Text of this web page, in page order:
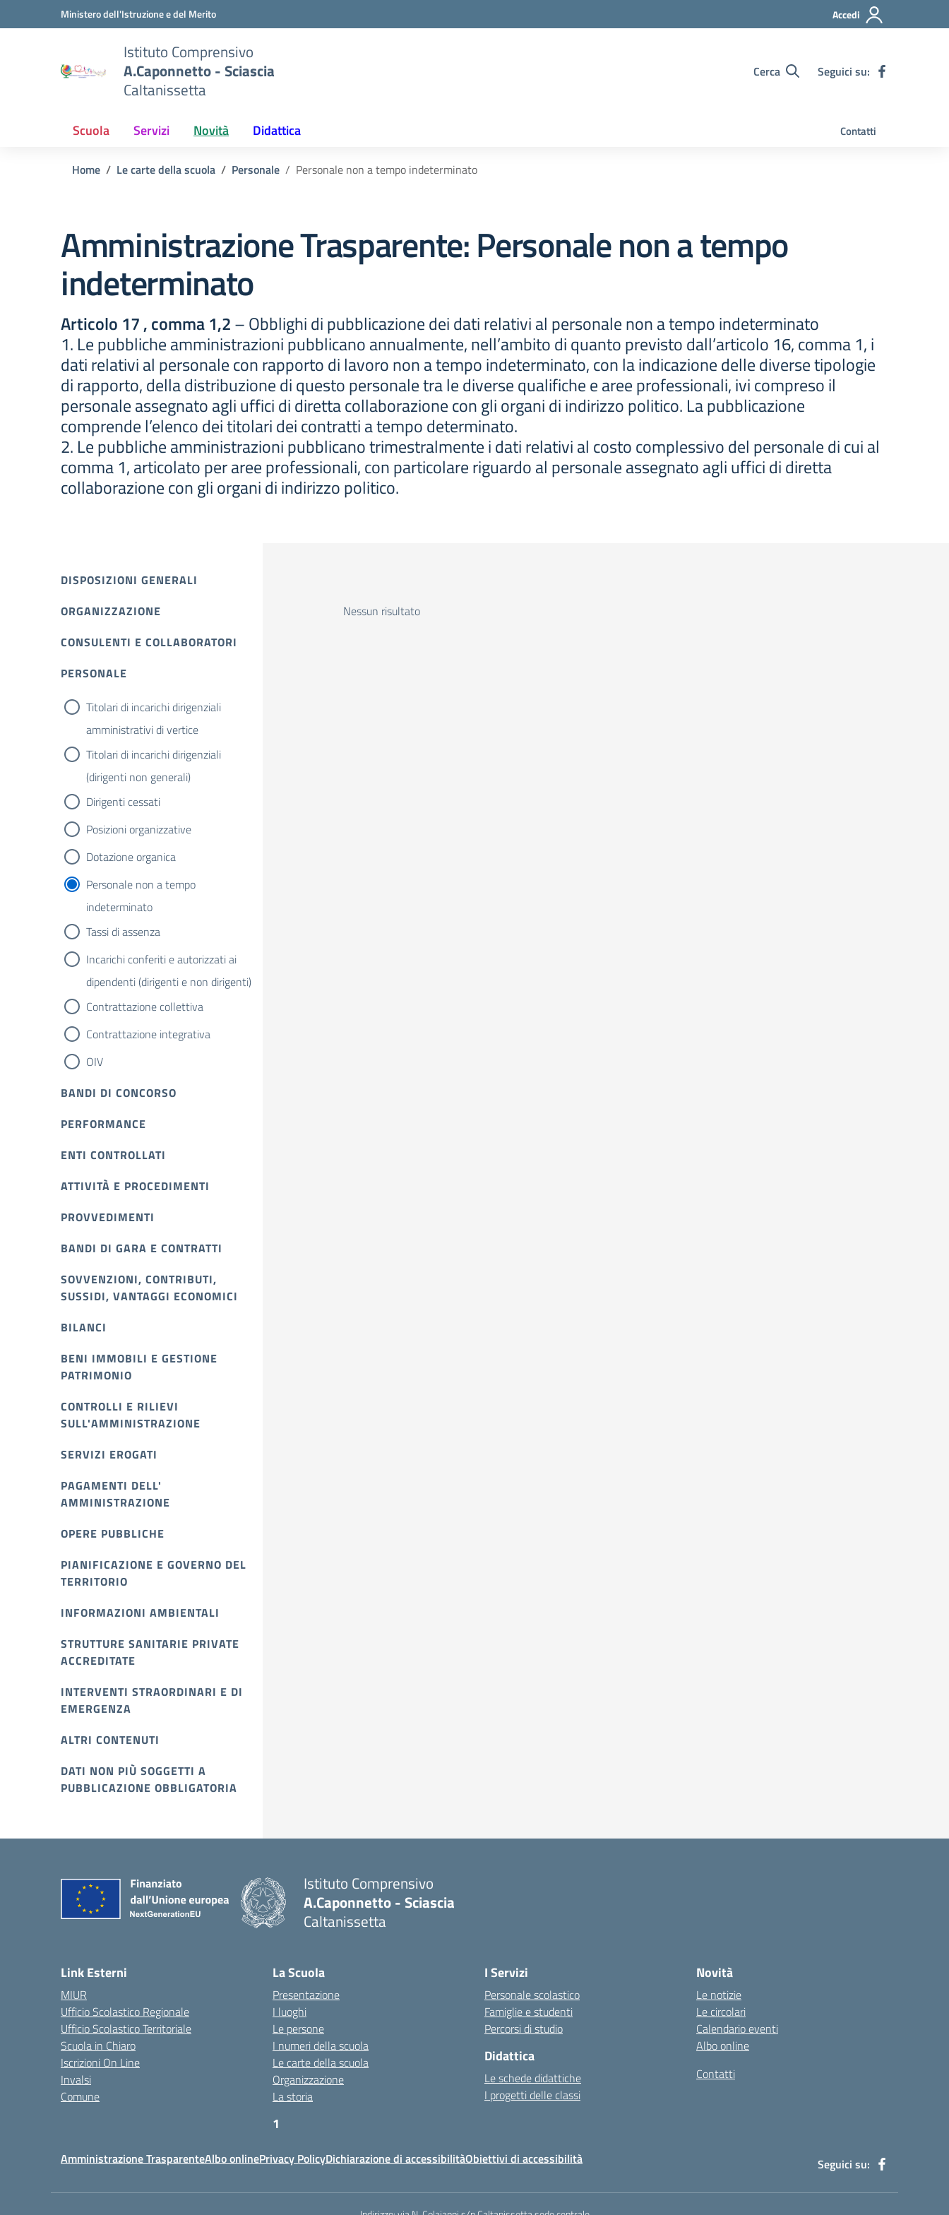
Vai ai contenuti
Vai al menu di navigazioneMinistero dell'Istruzione e del Merito Accedi
Istituto Comprensivo
A.Caponnetto - Sciascia
Caltanissetta
Cerca Seguici su:
Scuola Servizi Novità Didattica Contatti
Home Le carte della scuola Personale Personale non a tempo indeterminato
Amministrazione Trasparente:Personale non a tempo
indeterminato
Articolo 17 , comma 1,2– Obblighi di pubblicazione dei dati relativi al personale non a tempo indeterminato
1. Le pubbliche amministrazioni pubblicano annualmente, nell’ambito di quanto previsto dall’articolo 16, comma 1, i
dati relativi al personale con rapporto di lavoro non a tempo indeterminato, con la indicazione delle diverse tipologie
di rapporto, della distribuzione di questo personale tra le diverse qualifiche e aree professionali, ivi compreso il
personale assegnato agli uffici di diretta collaborazione con gli organi di indirizzo politico. La pubblicazione
comprende l’elenco dei titolari dei contratti a tempo determinato.
2. Le pubbliche amministrazioni pubblicano trimestralmente i dati relativi al costo complessivo del personale di cui al
comma 1, articolato per aree professionali, con particolare riguardo al personale assegnato agli uffici di diretta
collaborazione con gli organi di indirizzo politico.
DISPOSIZIONI GENERALI
ORGANIZZAZIONE
CONSULENTI E COLLABORATORI
PERSONALE
Titolari di incarichi dirigenziali
amministrativi di vertice
Titolari di incarichi dirigenziali
(dirigenti non generali)
Dirigenti cessati
Posizioni organizzative
Dotazione organica
Personale non a tempo
indeterminato
Tassi di assenza
Incarichi conferiti e autorizzati ai
dipendenti (dirigenti e non dirigenti)
Contrattazione collettiva
Contrattazione integrativa
OIV
BANDI DI CONCORSO
PERFORMANCE
ENTI CONTROLLATI
ATTIVITÀ E PROCEDIMENTI
PROVVEDIMENTI
BANDI DI GARA E CONTRATTI
SOVVENZIONI, CONTRIBUTI,
SUSSIDI, VANTAGGI ECONOMICI
BILANCI
BENI IMMOBILI E GESTIONE
PATRIMONIO
CONTROLLI E RILIEVI
SULL'AMMINISTRAZIONE
SERVIZI EROGATI
PAGAMENTI DELL'
AMMINISTRAZIONE
OPERE PUBBLICHE
PIANIFICAZIONE E GOVERNO DEL
TERRITORIO
INFORMAZIONI AMBIENTALI
STRUTTURE SANITARIE PRIVATE
ACCREDITATE
INTERVENTI STRAORDINARI E DI
EMERGENZA
ALTRI CONTENUTI
DATI NON PIÙ SOGGETTI A
PUBBLICAZIONE OBBLIGATORIA
Nessun risultato
Istituto Comprensivo
A.Caponnetto - Sciascia
Caltanissetta
Link Esterni
MIUR
Ufficio Scolastico Regionale
Ufficio Scolastico Territoriale
Scuola in Chiaro
Iscrizioni On Line
Invalsi
Comune
La Scuola
Presentazione
I luoghi
Le persone
I numeri della scuola
Le carte della scuola
Organizzazione
La storia
1
plotly-dashboard/
I Servizi
Personale scolastico
Famiglie e studenti
Percorsi di studio
Didattica
Le schede didattiche
I progetti delle classi
Novità
Le notizie
Le circolari
Calendario eventi
Albo online
Contatti
Amministrazione TrasparenteAlbo onlinePrivacy PolicyDichiarazione di accessibilitàObiettivi di accessibilità Seguici su: